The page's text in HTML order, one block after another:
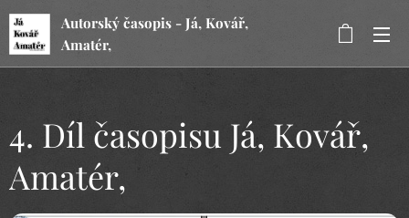
Autorský časopis - Já, Kovář,
Amatér,
4. Díl časopisu Já, Kovář,
Amatér,